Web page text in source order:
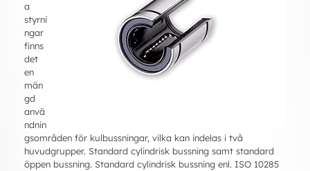
a
styrni
ngar
finns
det
en
män
gd
anvä
ndnin
gsområden för kulbussningar, vilka kan indelas i två
huvudgrupper. Standard cylindrisk bussning samt standard
öppen bussning. Standard cylindrisk bussning enl. ISO 10285